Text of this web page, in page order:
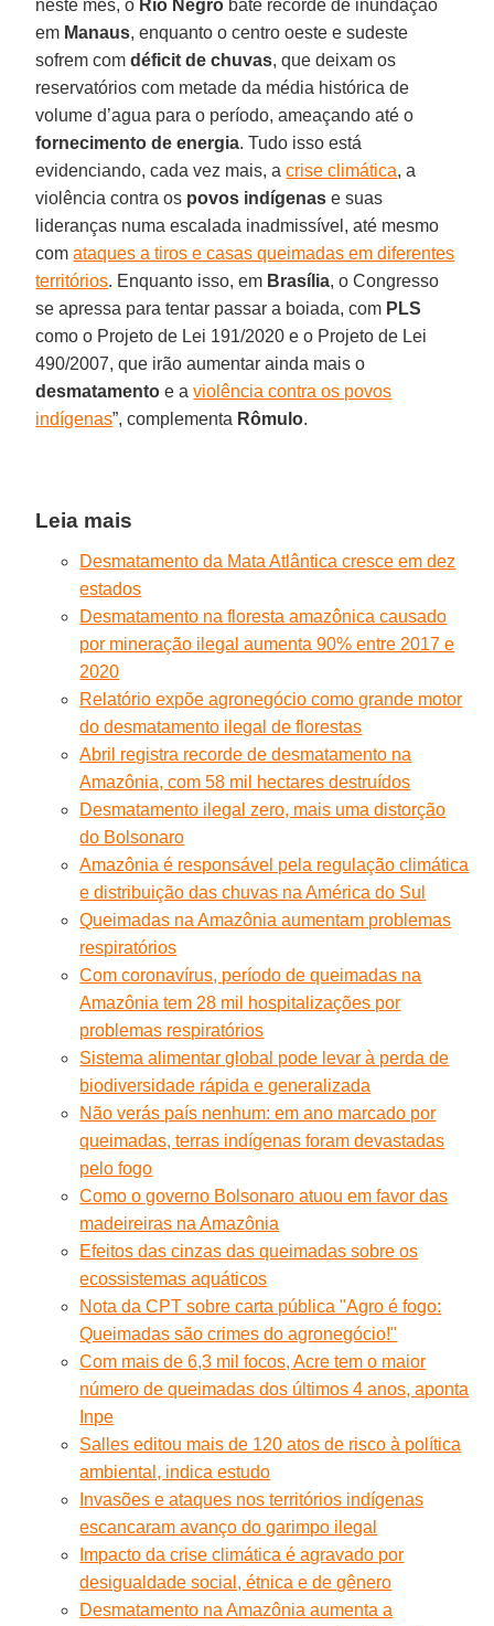
neste mês, o Rio Negro bate recorde de inundação
em Manaus, enquanto o centro oeste e sudeste
sofrem comdéficit de chuvas, que deixam os
reservatórios com metade da média histórica de
volume d’agua para o período, ameaçando até o
fornecimento de energia. Tudo isso está
evidenciando, cada vez mais, acrise climática, a
violência contra os povos indígenas e suas
lideranças numa escalada inadmissível, até mesmo
comataques a tiros e casas queimadas em diferentes
territórios. Enquanto isso, em Brasília, o Congresso
se apressa para tentar passar a boiada, com PLS
como o Projeto de Lei 191/2020 e o Projeto de Lei
490/2007, que irão aumentar ainda mais o
desmatamento e aviolência contra os povos
indígenas”, complementa Rômulo.
Leia mais
Desmatamento da Mata Atlântica cresce em dez
estados
Desmatamento na floresta amazônica causado
por mineração ilegal aumenta 90% entre 2017 e
2020
Relatório expõe agronegócio como grande motor
do desmatamento ilegal de florestas
Abril registra recorde de desmatamento na
Amazônia, com 58 mil hectares destruídos
Desmatamento ilegal zero, mais uma distorção
do Bolsonaro
Amazônia é responsável pela regulação climática
e distribuição das chuvas na América do Sul
Queimadas na Amazônia aumentam problemas
respiratórios
Com coronavírus, período de queimadas na
Amazônia tem 28 mil hospitalizações por
problemas respiratórios
Sistema alimentar global pode levar à perda de
biodiversidade rápida e generalizada
Não verás país nenhum: em ano marcado por
queimadas, terras indígenas foram devastadas
pelo fogo
Como o governo Bolsonaro atuou em favor das
madeireiras na Amazônia
Efeitos das cinzas das queimadas sobre os
ecossistemas aquáticos
Nota da CPT sobre carta pública "Agro é fogo:
Queimadas são crimes do agronegócio!"
Com mais de 6,3 mil focos, Acre tem o maior
número de queimadas dos últimos 4 anos, aponta
Inpe
Salles editou mais de 120 atos de risco à política
ambiental, indica estudo
Invasões e ataques nos territórios indígenas
escancaram avanço do garimpo ilegal
Impacto da crise climática é agravado por
desigualdade social, étnica e de gênero
Desmatamento na Amazônia aumenta a